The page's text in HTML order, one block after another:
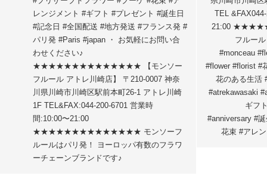
レンジメント #ギフト #プレゼント #誕生日
#記念日 #全国配送 #地方発送 #フランス発 #
パリ発 #Paris #japan ・ お気軽にお問い合
わせください♪
★★★★★★★★★★★★★★ 【モンソー
フルール アトレ川崎店】 〒210-0007 神奈
川県川崎市川崎区駅前本町26-1 アトレ川崎
1F TEL&FAX:044-200-6701 営業時
間:10:00〜21:00
★★★★★★★★★★★★★★ モンソーフ
ルールはパリ発！ ヨーロッパ有数のフラワ
ーチェーンブランドです♪
TEL
21:00
フルー
#monceau
#flower #florist #
花のある生活
#atrekawasaki
ギフ
#anniversary #
花束 #アレ